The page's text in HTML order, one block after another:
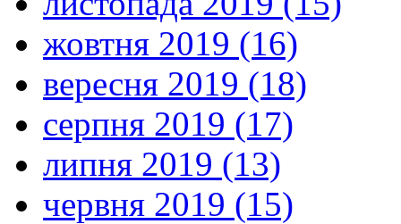
жовтня 2019 (16)
вересня 2019 (18)
серпня 2019 (17)
липня 2019 (13)
червня 2019 (15)